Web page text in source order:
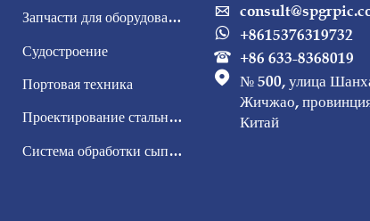
Запчасти для оборудования
Судостроение
Портовая техника
Проектирование стальных конструкций
Система обработки сыпучих материалов

 +8615376319732
 +86 633-8368019
 № 500, улица
Жичжао,
Китай